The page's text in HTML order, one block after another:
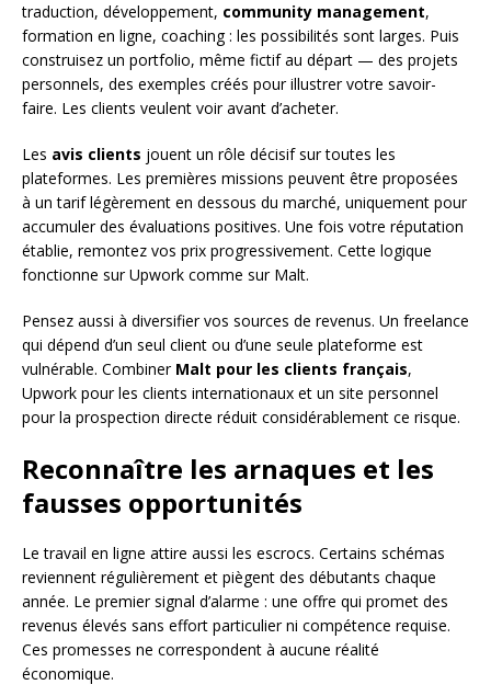
traduction, développement, community management,
formation en ligne, coaching : les possibilités sont larges. Puis
construisez un portfolio, même fictif au départ — des projets
personnels, des exemples créés pour illustrer votre savoir-
faire. Les clients veulent voir avant d’acheter.
Les avis clients jouent un rôle décisif sur toutes les
plateformes. Les premières missions peuvent être proposées
à un tarif légèrement en dessous du marché, uniquement pour
accumuler des évaluations positives. Une fois votre réputation
établie, remontez vos prix progressivement. Cette logique
fonctionne sur Upwork comme sur Malt.
Pensez aussi à diversifier vos sources de revenus. Un freelance
qui dépend d’un seul client ou d’une seule plateforme est
vulnérable. Combiner Malt pour les clients français,
Upwork pour les clients internationaux et un site personnel
pour la prospection directe réduit considérablement ce risque.
Reconnaître les arnaques et les
fausses opportunités
Le travail en ligne attire aussi les escrocs. Certains schémas
reviennent régulièrement et piègent des débutants chaque
année. Le premier signal d’alarme : une offre qui promet des
revenus élevés sans effort particulier ni compétence requise.
Ces promesses ne correspondent à aucune réalité
économique.